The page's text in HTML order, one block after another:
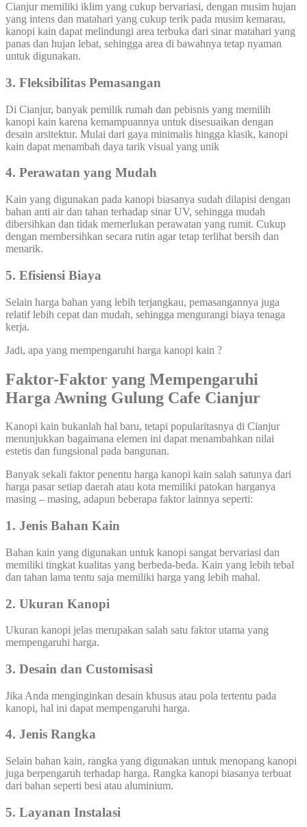
Cianjur memiliki iklim yang cukup bervariasi, dengan musim hujan
yang intens dan matahari yang cukup terik pada musim kemarau,
kanopi kain dapat melindungi area terbuka dari sinar matahari yang
panas dan hujan lebat, sehingga area di bawahnya tetap nyaman
untuk digunakan.
3. Fleksibilitas Pemasangan
Di Cianjur, banyak pemilik rumah dan pebisnis yang memilih
kanopi kain karena kemampuannya untuk disesuaikan dengan
desain arsitektur. Mulai dari gaya minimalis hingga klasik, kanopi
kain dapat menambah daya tarik visual yang unik
4. Perawatan yang Mudah
Kain yang digunakan pada kanopi biasanya sudah dilapisi dengan
bahan anti air dan tahan terhadap sinar UV, sehingga mudah
dibersihkan dan tidak memerlukan perawatan yang rumit. Cukup
dengan membersihkan secara rutin agar tetap terlihat bersih dan
menarik.
5. Efisiensi Biaya
Selain harga bahan yang lebih terjangkau, pemasangannya juga
relatif lebih cepat dan mudah, sehingga mengurangi biaya tenaga
kerja.
Jadi, apa yang mempengaruhi harga kanopi kain ?
Faktor-Faktor yang Mempengaruhi
Harga Awning Gulung Cafe Cianjur
Kanopi kain bukanlah hal baru, tetapi popularitasnya di Cianjur
menunjukkan bagaimana elemen ini dapat menambahkan nilai
estetis dan fungsional pada bangunan.
Banyak sekali faktor penentu harga kanopi kain salah satunya dari
harga pasar setiap daerah atau kota memiliki patokan harganya
masing – masing, adapun beberapa faktor lainnya seperti:
1. Jenis Bahan Kain
Bahan kain yang digunakan untuk kanopi sangat bervariasi dan
memiliki tingkat kualitas yang berbeda-beda. Kain yang lebih tebal
dan tahan lama tentu saja memiliki harga yang lebih mahal.
2. Ukuran Kanopi
Ukuran kanopi jelas merupakan salah satu faktor utama yang
mempengaruhi harga.
3. Desain dan Customisasi
Jika Anda menginginkan desain khusus atau pola tertentu pada
kanopi, hal ini dapat mempengaruhi harga.
4. Jenis Rangka
Selain bahan kain, rangka yang digunakan untuk menopang kanopi
juga berpengaruh terhadap harga. Rangka kanopi biasanya terbuat
dari bahan seperti besi atau aluminium.
5. Layanan Instalasi